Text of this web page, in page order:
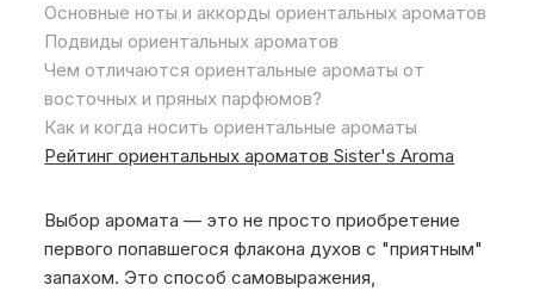
Основные ноты и аккорды ориентальных ароматов
Подвиды ориентальных ароматов
Чем отличаются ориентальные ароматы от
восточных и пряных парфюмов?
Как и когда носить ориентальные ароматы
Рейтинг ориентальных ароматов Sister's Aroma
Выбор аромата — это не просто приобретение
первого попавшегося флакона духов с "приятным"
запахом. Это способ самовыражения,